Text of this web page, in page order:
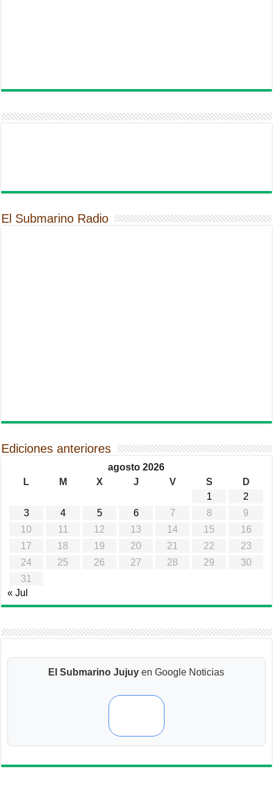
El Submarino Radio
Ediciones anteriores
agosto 2026
L
M X J V S
D
1
2
3
4 5 6 7 8
9
10
11 12 13 14 15
16
17
18 19 20 21 22
23
24
25 26 27 28 29
30
31
« Jul
El Submarino Jujuy en Google Noticias